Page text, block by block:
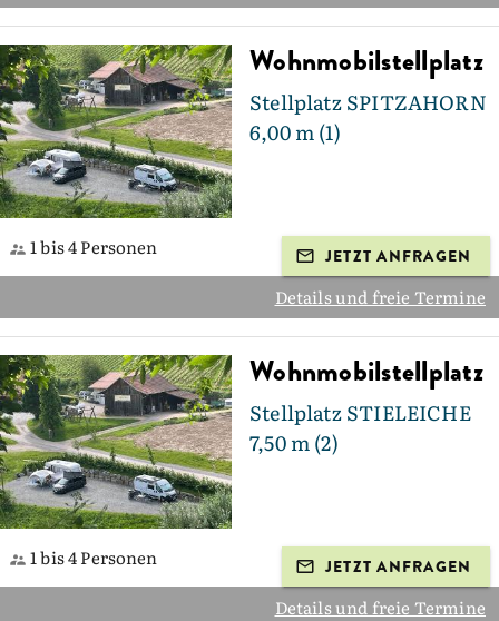
Wohnmobilstellplatz
Stellplatz SPITZAHORN
6,00 m (1)
1 bis 4 Personen JETZT ANFRAGEN
Details und freie Termine
Wohnmobilstellplatz
Stellplatz STIELEICHE
7,50 m (2)
1 bis 4 Personen JETZT ANFRAGEN
Details und freie Termine